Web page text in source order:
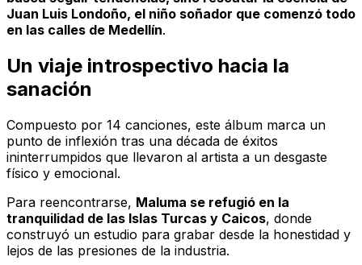
Juan Luis Londoño, el niño soñador que comenzó todo
en las calles de Medellín.
Un viaje introspectivo hacia la
sanación
Compuesto por 14 canciones, este álbum marca un
punto de inflexión tras una década de éxitos
ininterrumpidos que llevaron al artista a un desgaste
físico y emocional.
Para reencontrarse, Maluma se refugió en la
tranquilidad de las Islas Turcas y Caicos, donde
construyó un estudio para grabar desde la honestidad y
lejos de las presiones de la industria.